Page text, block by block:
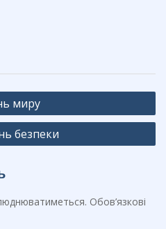
миру
безпеки
Обов’язкові